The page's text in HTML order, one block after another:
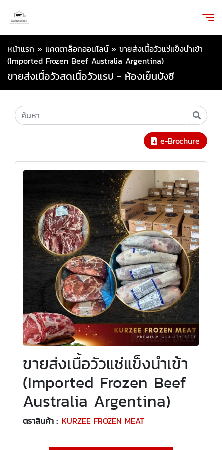
หน้าแรก » แคตตาล็อกออนไลน์ » ขายส่งเนื้อวัวแช่แข็งนำเข้า
(Imported Frozen Beef Australia Argentina)
ขายส่งเนื้อวัวสดเนื้อวัวแรป - ห้องเย็นบังซี
e-Brochure
ขายส่งเนื้อวัวแช่แข็งนำเข้า
(Imported Frozen Beef
Australia Argentina)
ตราสินค้า : KURZEE FROZEN MEAT